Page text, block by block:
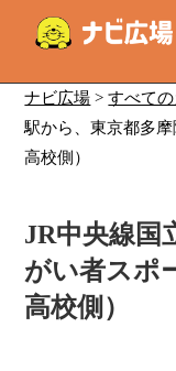
ナビ広場 >すべて
駅から、東京都多
高校側）
JR中央線国
がい者スポ
高校側）